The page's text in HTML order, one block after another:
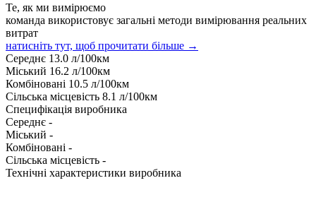
Те, як ми вимірюємо
команда використовує загальні методи вимірювання реальних
витрат
натисніть тут, щоб прочитати більше →
Середнє 13.0 л/100км
Міський 16.2 л/100км
Комбіновані 10.5 л/100км
Сільська місцевість 8.1 л/100км
Специфікація виробника
Середнє -
Міський -
Комбіновані -
Сільська місцевість -
Технічні характеристики виробника